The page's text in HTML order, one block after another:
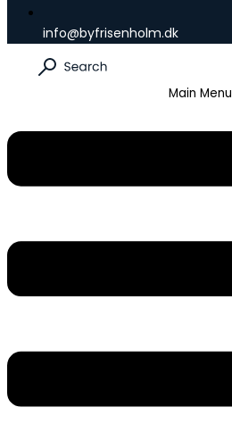
info@byfrisenholm.dk
Main Menu